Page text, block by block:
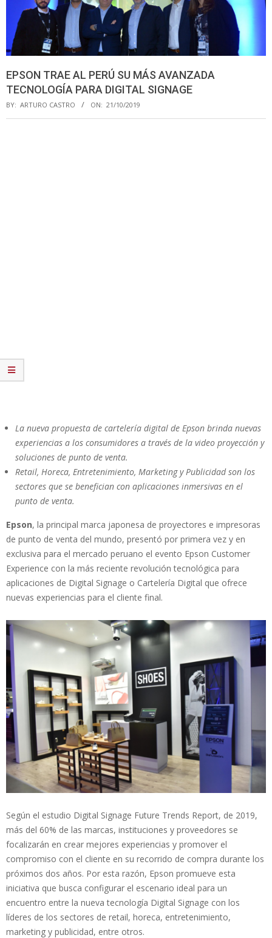
EPSON TRAE AL PERÚ SU MÁS AVANZADA
TECNOLOGÍA PARA DIGITAL SIGNAGE
BY: ARTURO CASTRO ON: 21/10/2019
La nueva propuesta de cartelería digital de Epson brinda nuevas
experiencias a los consumidores a través de la video proyección y
soluciones de punto de venta.
Retail, Horeca, Entretenimiento, Marketing y Publicidad son los
sectores que se benefician con aplicaciones inmersivas en el
punto de venta.
Epson, la principal marca japonesa de proyectores e impresoras
de punto de venta del mundo, presentó por primera vez y en
exclusiva para el mercado peruano el evento Epson Customer
Experience con la más reciente revolución tecnológica para
aplicaciones de Digital Signage o Cartelería Digital que ofrece
nuevas experiencias para el cliente final.
Según el estudio Digital Signage Future Trends Report, de 2019,
más del 60% de las marcas, instituciones y proveedores se
focalizarán en crear mejores experiencias y promover el
compromiso con el cliente en su recorrido de compra durante los
próximos dos años. Por esta razón, Epson promueve esta
iniciativa que busca configurar el escenario ideal para un
encuentro entre la nueva tecnología Digital Signage con los
líderes de los sectores de retail, horeca, entretenimiento,
marketing y publicidad, entre otros.